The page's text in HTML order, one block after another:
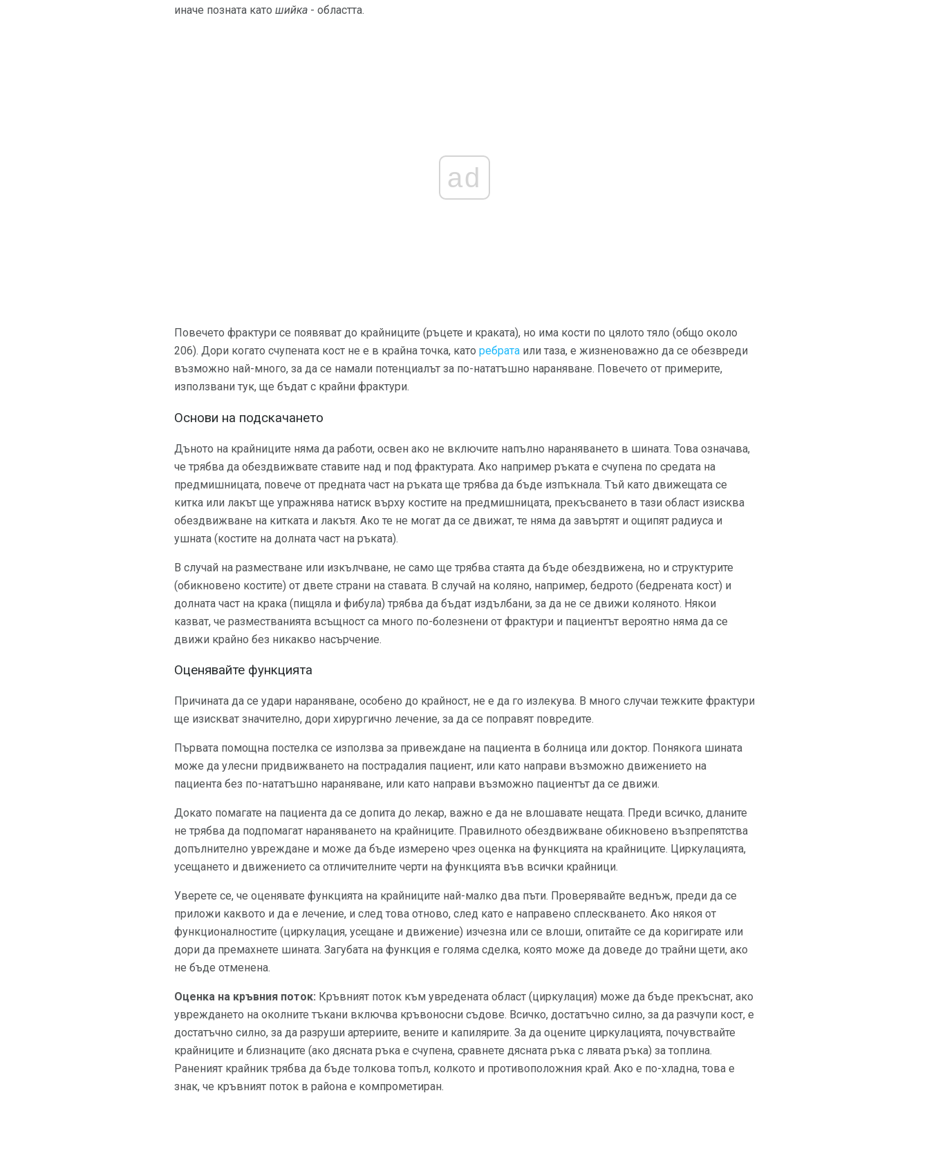
иначе позната като шийка - областта.
ad
Повечето фрактури се появяват до крайниците (ръцете и краката), но има кости по цялото тяло (общо около
206). Дори когато счупената кост не е в крайна точка, като ребрата или таза, е жизненоважно да се обезвреди
възможно най-много, за да се намали потенциалът за по-нататъшно нараняване. Повечето от примерите,
използвани тук, ще бъдат с крайни фрактури.
Основи на подскачането
Дъното на крайниците няма да работи, освен ако не включите напълно нараняването в шината. Това означава,
че трябва да обездвижвате ставите над и под фрактурата. Ако например ръката е счупена по средата на
предмишницата, повече от предната част на ръката ще трябва да бъде изпъкнала. Тъй като движещата се
китка или лакът ще упражнява натиск върху костите на предмишницата, прекъсването в тази област изисква
обездвижване на китката и лакътя. Ако те не могат да се движат, те няма да завъртят и ощипят радиуса и
ушната (костите на долната част на ръката).
В случай на разместване или изкълчване, не само ще трябва стаята да бъде обездвижена, но и структурите
(обикновено костите) от двете страни на ставата. В случай на коляно, например, бедрото (бедрената кост) и
долната част на крака (пищяла и фибула) трябва да бъдат издълбани, за да не се движи коляното. Някои
казват, че разместванията всъщност са много по-болезнени от фрактури и пациентът вероятно няма да се
движи крайно без никакво насърчение.
Оценявайте функцията
Причината да се удари нараняване, особено до крайност, не е да го излекува. В много случаи тежките фрактури
ще изискват значително, дори хирургично лечение, за да се поправят повредите.
Първата помощна постелка се използва за привеждане на пациента в болница или доктор. Понякога шината
може да улесни придвижването на пострадалия пациент, или като направи възможно движението на
пациента без по-нататъшно нараняване, или като направи възможно пациентът да се движи.
Докато помагате на пациента да се допита до лекар, важно е да не влошавате нещата. Преди всичко, дланите
не трябва да подпомагат нараняването на крайниците. Правилното обездвижване обикновено възпрепятства
допълнително увреждане и може да бъде измерено чрез оценка на функцията на крайниците. Циркулацията,
усещането и движението са отличителните черти на функцията във всички крайници.
Уверете се, че оценявате функцията на крайниците най-малко два пъти. Проверявайте веднъж, преди да се
приложи каквото и да е лечение, и след това отново, след като е направено сплескването. Ако някоя от
функционалностите (циркулация, усещане и движение) изчезна или се влоши, опитайте се да коригирате или
дори да премахнете шината. Загубата на функция е голяма сделка, която може да доведе до трайни щети, ако
не бъде отменена.
Оценка на кръвния поток: Кръвният поток към увредената област (циркулация) може да бъде прекъснат, ако
увреждането на околните тъкани включва кръвоносни съдове. Всичко, достатъчно силно, за да разчупи кост, е
достатъчно силно, за да разруши артериите, вените и капилярите. За да оцените циркулацията, почувствайте
крайниците и близнаците (ако дясната ръка е счупена, сравнете дясната ръка с лявата ръка) за топлина.
Раненият крайник трябва да бъде толкова топъл, колкото и противоположния край. Ако е по-хладна, това е
знак, че кръвният поток в района е компрометиран.